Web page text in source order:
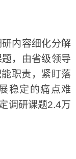
内容细化分解
，由省级领导
职责，紧盯落
稳定的痛点难
调研课题2.4万